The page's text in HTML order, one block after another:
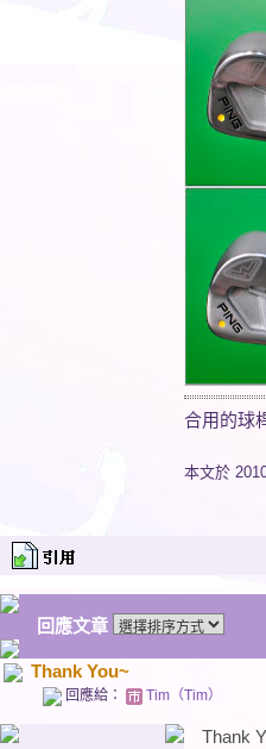
合用的球
本文於
回應文章
Thank You~
回應給： Tim（Tim）
Thank